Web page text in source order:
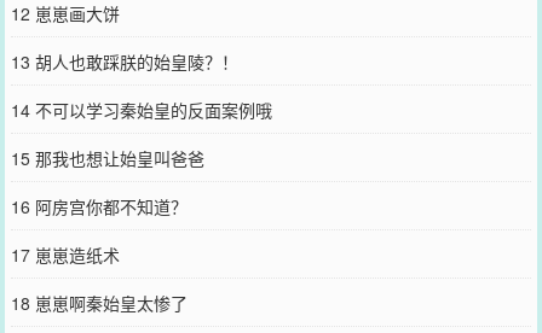
12 崽崽画大饼
13 胡人也敢踩朕的始皇陵？！
14 不可以学习秦始皇的反面案例哦
15 那我也想让始皇叫爸爸
16 阿房宫你都不知道？
17 崽崽造纸术
18 崽崽啊秦始皇太惨了